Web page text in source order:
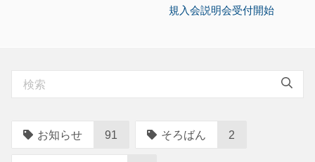
ー
シ
ン
規入会説明会受付開始
お知らせ 91 そろばん 2